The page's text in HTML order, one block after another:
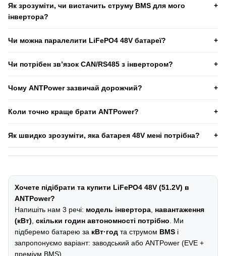
електротранспорту, а 280/314Ah — для ESS і щоденної роботи
в сонячній станції.
Як зрозуміти, чи вистачить струму BMS для мого
інвертора?
лімітом струму BMS. Якщо струму недостатньо, можливі
Чи можна паралелити LiFePO4 48V батареї?
батареї, однаковий SOC, правильні кабелі, запобіжники та
Чи потрібен зв’язок CAN/RS485 з інвертором?
правильних налаштувань. Але CAN/RS485 дає зручний
Чому ANTPower зазвичай дорожчий?
BMS потрібної потужності, контроль збірки та гарантія. У
Коли точно краще брати ANTPower?
потрібна стабільність, ви будуєте систему «на роки», і важливі
Як швидко зрозуміти, яка батарея 48V мені потрібна?
кВт·год та струмBMSі підкажемо обв’язку.
Хочете підібрати та купити LiFePO4 48V (51.2V) в
ANTPower?
Напишіть нам 3 речі: модель інвертора навантаження
(кВт) скільки годин автономності потрібно . Ми
підберемо батарею за кВт·год та струмом BMS і
запропонуємо варіант: заводський або ANTPower (EVE +
преміум BMS).